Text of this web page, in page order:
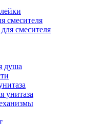
смесителя
смесителя
душа
унитаза